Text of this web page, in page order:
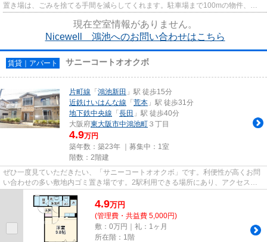
置き場は、ごみを捨てる手間を減らしてくれます。駐車場まで100mの物件、い
かがでしょうか。駅から徒歩7分...
現在空室情報がありません。
Nicewell 鴻池へのお問い合わせはこちら
賃貸｜アパート サニーコートオオクボ
片町線 「鴻池新田 」駅 徒歩15分
近鉄けいはんな線 「荒本 」駅 徒歩31分
地下鉄中央線 「長田 」駅 徒歩40分
大阪府東大阪市中鴻池町 ３丁目
4.9万円
築年数：築23年 ｜募集中： 1室
階数：2階建
ぜひ一度見ていただきたい、「サニーコートオオクボ」です。利便性が高くお問
い合わせの多い敷地内ゴミ置き場です。2駅利用できる場所にあり、アクセスが
便利です。駅近くに立地する物...
4.9万円
(管理費・共益費 5,000円)
敷：0万円｜礼：1ヶ月
所在階：1階